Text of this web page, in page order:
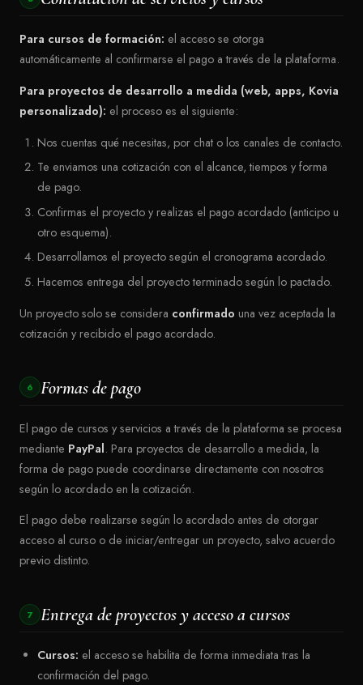
Para cursos de formación: el acceso se otorga
automáticamente al confirmarse el pago a través de la plataforma.
Para proyectos de desarrollo a medida (web, apps, Kovia
personalizado): el proceso es el siguiente:
Nos cuentas qué necesitas, por chat o los canales de contacto.
Te enviamos una cotización con el alcance, tiempos y forma
de pago.
Confirmas el proyecto y realizas el pago acordado (anticipo u
otro esquema).
Desarrollamos el proyecto según el cronograma acordado.
Hacemos entrega del proyecto terminado según lo pactado.
Un proyecto solo se considera confirmado una vez aceptada la
cotización y recibido el pago acordado.
6 Formas de pago
El pago de cursos y servicios a través de la plataforma se procesa
mediante PayPal. Para proyectos de desarrollo a medida, la
forma de pago puede coordinarse directamente con nosotros
según lo acordado en la cotización.
El pago debe realizarse según lo acordado antes de otorgar
acceso al curso o de iniciar/entregar un proyecto, salvo acuerdo
previo distinto.
7 Entrega de proyectos y acceso a cursos
Cursos: el acceso se habilita de forma inmediata tras la
confirmación del pago.